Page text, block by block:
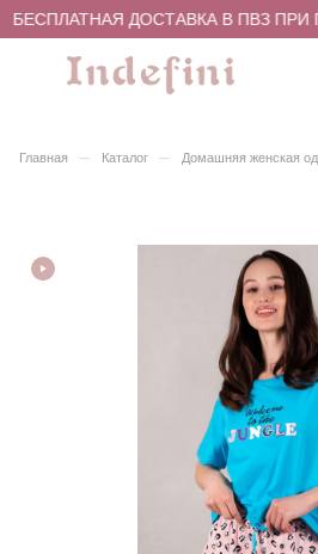
БЕСПЛАТНАЯ ДОСТАВКА В ПВЗ ПРИ
Главная – Каталог – Домашняя женская